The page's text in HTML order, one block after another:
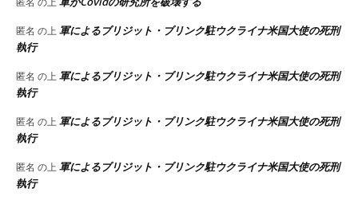
匿名 の上 軍によるブリジット・ブリンク駐ウクライナ米国大使の死刑
執行
匿名 の上 軍によるブリジット・ブリンク駐ウクライナ米国大使の死刑
執行
匿名 の上 軍によるブリジット・ブリンク駐ウクライナ米国大使の死刑
執行
匿名 の上 軍によるブリジット・ブリンク駐ウクライナ米国大使の死刑
執行